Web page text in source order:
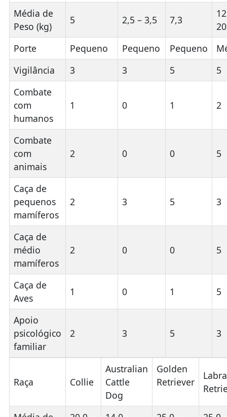
Média de
Peso (kg)
5 2,5 – 3,5 7,3
Porte
Pequeno Pequeno Pequeno
Vigilância
3 3 5
5
Combate
com
humanos
1 0 1 2
Combate
com
animais
2 0 0 5
Caça de
pequenos
mamíferos
2 3 5 3
Caça de
médio
mamíferos
2 0 0 5
Caça de
Aves
1 0 1 5
Apoio
psicológico
familiar
2 3 5 3
Raça Collie
Australian
Cattle
Dog
Golden
Retriever